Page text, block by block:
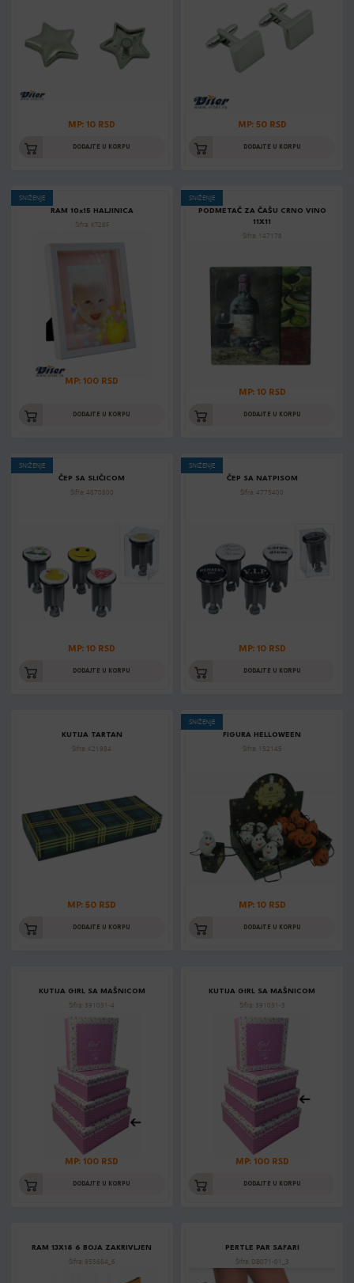
MP: 10 RSD
DODAJTE U KORPU
MP: 50 RSD
DODAJTE U KORPU
SNIŽENJE
RAM 10x15 HALJINICA
Šifra: KT28F
MP: 100 RSD
DODAJTE U KORPU
SNIŽENJE
PODMETAČ ZA ČAŠU CRNO VINO
11X11
Šifra: 147178
MP: 10 RSD
DODAJTE U KORPU
SNIŽENJE
ČEP SA SLIČICOM
Šifra: 4870800
MP: 10 RSD
DODAJTE U KORPU
SNIŽENJE
ČEP SA NATPISOM
Šifra: 4775400
MP: 10 RSD
DODAJTE U KORPU
KUTIJA TARTAN
Šifra: K21984
MP: 50 RSD
DODAJTE U KORPU
SNIŽENJE
FIGURA HELLOWEEN
Šifra: 152145
MP: 10 RSD
DODAJTE U KORPU
KUTIJA GIRL SA MAŠNICOM
Šifra: 391031-4
MP: 100 RSD
DODAJTE U KORPU
KUTIJA GIRL SA MAŠNICOM
Šifra: 391031-3
MP: 100 RSD
DODAJTE U KORPU
RAM 13X18 6 BOJA ZAKRIVLJEN
Šifra: 955684_6
PERTLE PAR SAFARI
Šifra: DB071-01_3